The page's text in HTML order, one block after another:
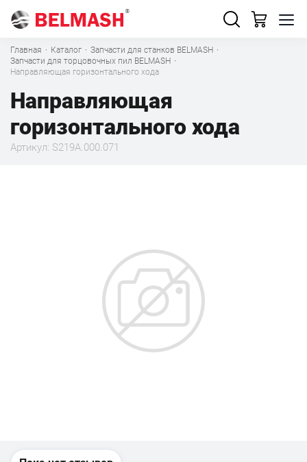
Главная · Каталог · Запчасти для станков BELMASH ·
Запчасти для торцовочных пил BELMASH ·
Направляющая горизонтального хода
Направляющая
горизонтального хода
Артикул: S219A.000.071